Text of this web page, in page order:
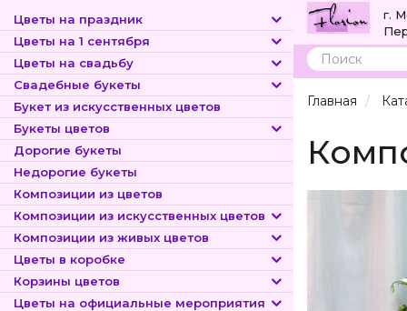
Цветы на праздник
Цветы на 1 сентября
Цветы на свадьбу
Свадебные букеты
Букет из искусственных цветов
Букеты цветов
Дорогие букеты
Недорогие букеты
Композиции из цветов
Композиции из искусственных цветов
Композиции из живых цветов
Цветы в коробке
Корзины цветов
Цветы на официальные мероприятия
г.
Поиск
Главная